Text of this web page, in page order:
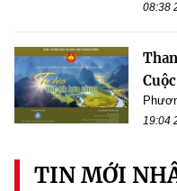
08:38
19:04
TIN MỚI